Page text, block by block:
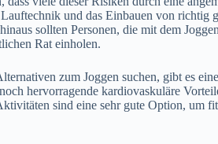
und das Einbauen von richtig
sollten Personen, die mit dem
Rat einholen.
zum Joggen suchen, gibt es
hervorragende kardiovaskuläre
sind eine sehr gute Option, um